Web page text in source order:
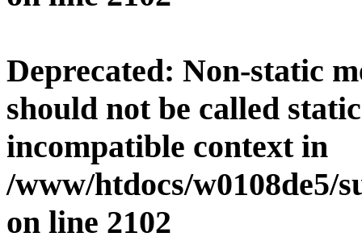
Deprecated: Non-static
should not be called
incompatible context in
/www/htdocs/w0108de5/
on line 2102